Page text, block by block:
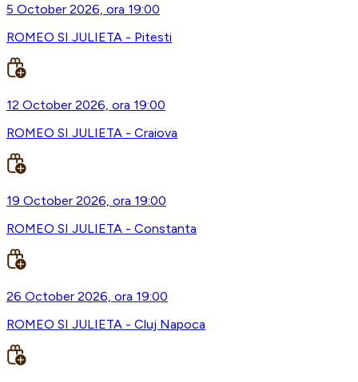
5 October 2026, ora 19:00
ROMEO SI JULIETA - Pitesti
12 October 2026, ora 19:00
ROMEO SI JULIETA - Craiova
19 October 2026, ora 19:00
ROMEO SI JULIETA - Constanta
26 October 2026, ora 19:00
ROMEO SI JULIETA - Cluj Napoca